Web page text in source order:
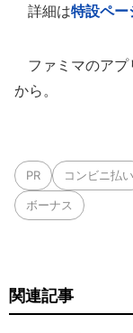
詳細は特設ペー
ファミマのアプ
から。
PR コンビニ払い
ボーナス
関連記事